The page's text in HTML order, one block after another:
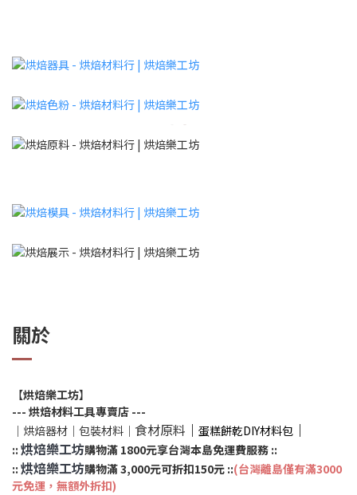
關於
【烘焙樂工坊】
--- 烘焙材料工具專賣店 ---
｜烘焙器材｜包裝材料｜ 食材原料 ｜ 蛋糕餅乾DIY材料包 ｜
:: 烘焙樂工坊購物滿 1800元享台灣本島免運費服務 ::
:: 烘焙樂工坊購物滿 3,000元可折扣150元 ::(台灣離島僅有滿3000
元免運，無額外折扣)